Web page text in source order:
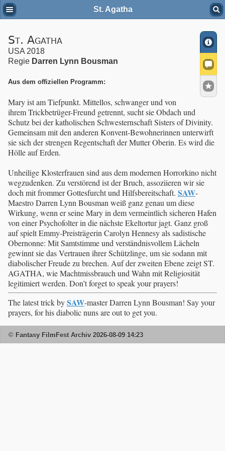
St. Agatha
St. Agatha
USA 2018
Regie Darren Lynn Bousman
Aus dem offiziellen Programm:
Mary ist am Tiefpunkt. Mittellos, schwanger und von
ihrem Trickbetrüger-Freund getrennt, sucht sie Obdach und
Schutz bei der katholischen Schwesternschaft Sisters of Divinity.
Gemeinsam mit den anderen Konvent-Bewohnerinnen unterwirft
sie sich der strengen Regentschaft der Mutter Oberin. Es wird die
Hölle auf Erden.
Unheilige Klosterfrauen sind aus dem modernen Horrorkino nicht
wegzudenken. Zu verstörend ist der Bruch, assoziieren wir sie
doch mit frommer Gottesfurcht und Hilfsbereitschaft. SAW-
Maestro Darren Lynn Bousman weiß ganz genau um diese
Wirkung, wenn er seine Mary in dem vermeintlich sicheren Hafen
von einer Psychofolter in die nächste Ekeltortur jagt. Ganz groß
auf spielt Emmy-Preisträgerin Carolyn Hennesy als sadistische
Obernonne: Mit Samtstimme und verständnisvollem Lächeln
gewinnt sie das Vertrauen ihrer Schützlinge, um sie sodann mit
diabolischer Freude zu brechen. Auf der zweiten Ebene zeigt ST.
AGATHA, wie Machtmissbrauch und Wahn mit Religiosität
legitimiert werden. Don’t forget to speak your prayers!
The latest trick bySAW-master Darren Lynn Bousman! Say your
prayers, for his diabolic nuns are out to get you.
© Fantasy FilmFest Archiv 2026-08-09 14:23